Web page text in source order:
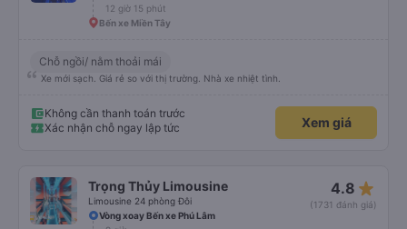
12 giờ 15 phút
Bến xe Miền Tây
Chỗ ngồi/ nằm thoải mái
Xe mới sạch. Giá rẻ so với thị trường. Nhà xe nhiệt tình.
Không cần thanh toán trước
Xác nhận chỗ ngay lập tức
Xem giá
Trọng Thủy Limousine
Limousine 24 phòng Đôi
4.8 star_rate
(1731 đánh giá)
Vòng xoay Bến xe Phú Lâm